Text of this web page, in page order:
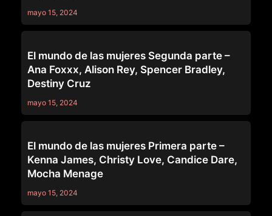
mayo 15, 2024
El mundo de las mujeres Segunda parte –
Ana Foxxx, Alison Rey, Spencer Bradley,
Destiny Cruz
mayo 15, 2024
El mundo de las mujeres Primera parte –
Kenna James, Christy Love, Candice Dare,
Mocha Menage
mayo 15, 2024